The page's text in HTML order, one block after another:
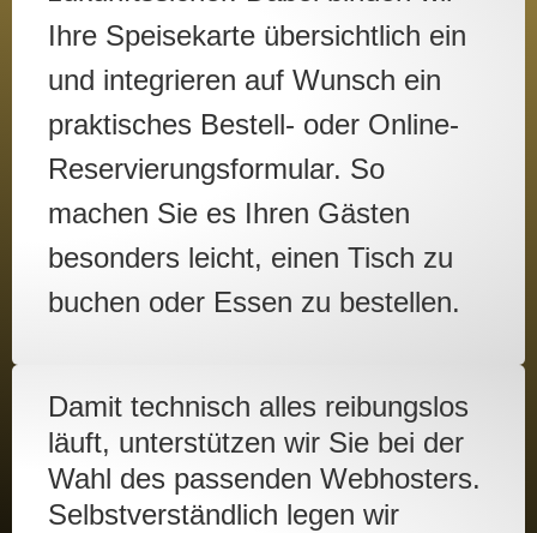
Ihre Speisekarte übersichtlich ein
und integrieren auf Wunsch ein
praktisches Bestell- oder Online-
Reservierungsformular. So
machen Sie es Ihren Gästen
besonders leicht, einen Tisch zu
buchen oder Essen zu bestellen.
Damit technisch alles reibungslos
läuft, unterstützen wir Sie bei der
Wahl des passenden Webhosters.
Selbstverständlich legen wir